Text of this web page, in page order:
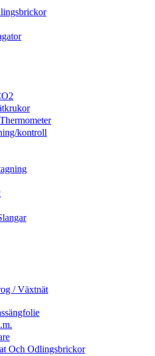
kontroll
/ Växtnät
Och Odlingsbrickor